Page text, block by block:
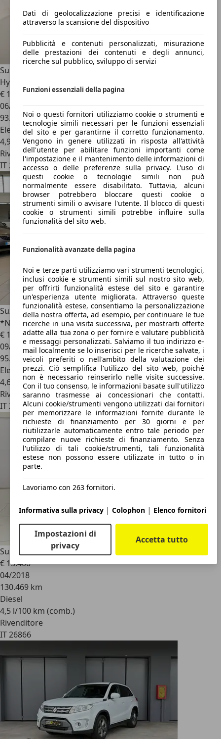
Dati di geolocalizzazione precisi e identificazione
attraverso la scansione del dispositivo
Pubblicità e contenuti personalizzati, misurazione
delle prestazioni dei contenuti e degli annunci,
ricerche sul pubblico, sviluppo di servizi
Funzioni essenziali della pagina
Noi o questi fornitori utilizziamo cookie o strumenti e
tecnologie simili necessari per le funzioni essenziali
del sito e per garantirne il corretto funzionamento.
Vengono in genere utilizzati in risposta all'attività
dell'utente per abilitare funzioni importanti come
l'impostazione e il mantenimento delle informazioni di
accesso o delle preferenze sulla privacy. L'uso di
questi cookie o tecnologie simili non può
normalmente essere disabilitato. Tuttavia, alcuni
browser potrebbero bloccare questi cookie o
strumenti simili o avvisare l'utente. Il blocco di questi
cookie o strumenti simili potrebbe influire sulla
funzionalità del sito web.
Funzionalità avanzate della pagina
Noi e terze parti utilizziamo vari strumenti tecnologici,
inclusi cookie e strumenti simili sul nostro sito web,
per offrirti funzionalità estese del sito e garantire
un'esperienza utente migliorata. Attraverso queste
funzionalità estese, consentiamo la personalizzazione
della nostra offerta, ad esempio, per continuare le tue
ricerche in una visita successiva, per mostrarti offerte
adatte alla tua zona o per fornire e valutare pubblicità
e messaggi personalizzati. Salviamo il tuo indirizzo e-
mail localmente se lo inserisci per le ricerche salvate, i
veicoli preferiti o nell'ambito della valutazione dei
prezzi. Ciò semplifica l'utilizzo del sito web, poiché
non è necessario reinserirlo nelle visite successive.
Con il tuo consenso, le informazioni basate sull'utilizzo
saranno trasmesse ai concessionari che contatti.
Alcuni cookie/strumenti vengono utilizzati dai fornitori
per memorizzare le informazioni fornite durante le
richieste di finanziamento per 30 giorni e per
riutilizzarle automaticamente entro tale periodo per
compilare nuove richieste di finanziamento. Senza
l'utilizzo di tali cookie/strumenti, tali funzionalità
estese non possono essere utilizzate in tutto o in
parte.
Lavoriamo con 263 fornitori.
Informativa sulla privacy | Colophon | Elenco fornitori
Impostazioni di
privacy
Accetta tutto
Suzuki Vitara
Hybrid
€ 15.490
06/2022
93.692 km
Elettrica/Benzina
4,9 l/100 km (comb.)
Rivenditore
IT 20092
Suzuki Vitara1.4 Hybrid A/T Starview
*NEOPATENTATI*TETTO*FULL*
€ 16.900
09/2021
95.800 km
Elettrica/Benzina
4,6 l/100 km (comb.)
Rivenditore
IT 20051
Suzuki Vitara
1.6 DDiS S/S 4WD AllGrip DCT V-Top
€ 13.400
04/2018
130.469 km
Diesel
4,5 l/100 km (comb.)
Rivenditore
IT 26866